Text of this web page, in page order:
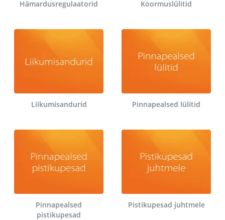
Hämardusregulaatorid Koormuslülitid
Liikumisandurid Pinnapealsed lülitid
Pinnapealsed
pistikupesad
Pistikupesad juhtmele